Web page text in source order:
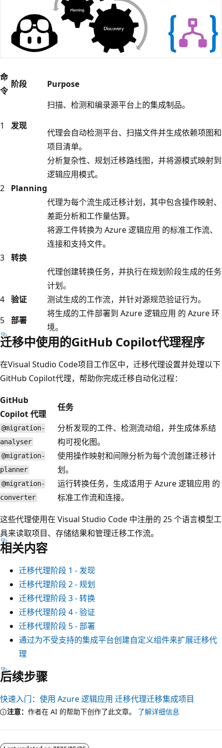
命
令
阶段 Purpose
1 发现
扫描、检测和编录源平台上的集成制品。
代理会自动检测平台、扫描文件并生成依赖项图和
项目清单。
2 Planning
分析复杂性、规划迁移路线图，并将源模式映射到
逻辑应用模式。
代理为每个流生成迁移计划，其中包含操作映射、
差距分析和工作量估算。
3 转换
将源工件转换为 Azure 逻辑应用 的标准工作流、
连接和支持文件。
代理创建转换任务，并执行在规划阶段生成的任务
计划。
4 验证
测试生成的工作流，并针对源规范验证行为。
5 部署
将生成的工件部署到 Azure 逻辑应用 的 Azure 环
境。
迁移中使用的GitHub Copilot代理程序
在Visual Studio Code项目工作区中，迁移代理设置并处理以下
GitHub Copilot代理，帮助你完成迁移自动化过程：
GitHub
Copilot 代理
任务
@migration-
analyser
分析发现的工件、检测流动组，并生成体系结
构可视化图。
@migration-
planner
使用操作映射和间隙分析为每个流创建迁移计
划。
@migration-
converter
运行转换任务，生成适用于 Azure 逻辑应用 的
标准工作流和连接。
这些代理使用在 Visual Studio Code 中注册的 25 个语言模型工
具来读取项目、存储结果和管理迁移工作流。
相关内容
迁移代理阶段 1 - 发现
迁移代理阶段 2 - 规划
迁移代理阶段 3 - 转换
迁移代理阶段 4 - 验证
迁移代理阶段 5 - 部署
通过为不受支持的集成平台创建自定义组件来扩展迁移代
理
后续步骤
快速入门：使用 Azure 逻辑应用 迁移代理迁移集成项目
注意： 作者在 AI 的帮助下创作了此文章。 了解详细信息